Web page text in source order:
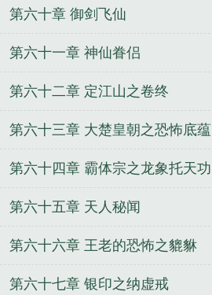
第六十章 御剑飞仙
第六十一章 神仙眷侣
第六十二章 定江山之卷终
第六十三章 大楚皇朝之恐怖底蕴
第六十四章 霸体宗之龙象托天功
第六十五章 天人秘闻
第六十六章 王老的恐怖之貔貅
第六十七章 银印之纳虚戒